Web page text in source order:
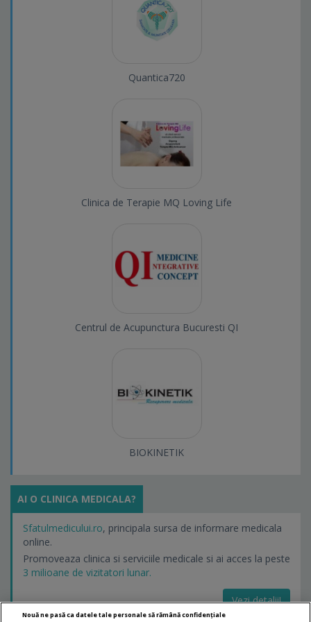
Quantica720
Clinica de Terapie MQ Loving Life
Centrul de Acupunctura Bucuresti QI
BIOKINETIK
AI O CLINICA MEDICALA?
Sfatulmedicului.ro, principala sursa de informare medicala
online.
Promoveaza clinica si serviciile medicale si ai acces la peste
3 milioane de vizitatori lunar.
Vezi detalii!
Nouă ne pasă ca datele tale personale să rămână confidențiale